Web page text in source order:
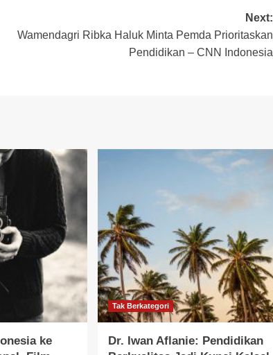
Next:
Wamendagri Ribka Haluk Minta Pemda Prioritaskan
Pendidikan – CNN Indonesia
ke
Tak Berkategori
Dr. Iwan Aflanie: Pendidikan